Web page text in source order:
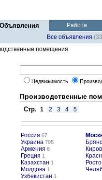
Объявления
Работа
Все объявления
помещения
Недвижимость
Производственные
Стр. 1 2 3 4 5
Россия 67
Украина 795
Армения 6
Греция 1
Казахстан 1
Молдова 1
Узбекистан 1